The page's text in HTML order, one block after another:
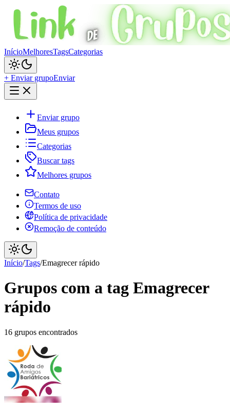
InícioMelhoresTagsCategorias
+ Enviar grupoEnviar
Enviar grupo
Meus grupos
Categorias
Buscar tags
Melhores grupos
Contato
Termos de uso
Política de privacidade
Remoção de conteúdo
Início/Tags/Emagrecer rápido
Grupos com a tag Emagrecer
rápido
16 grupos encontrados